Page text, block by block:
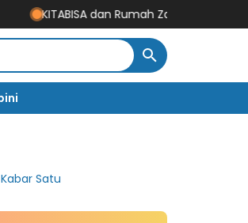
KITABISA dan Rumah Zakat Salurkan 1.005
Kabar Satu